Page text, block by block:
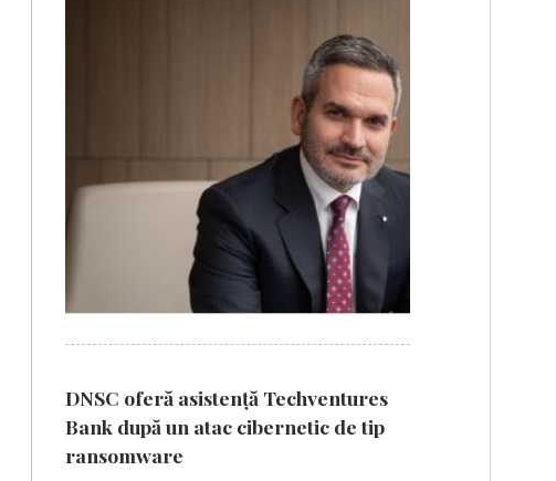
DNSC oferă asistență Techventures
Bank după un atac cibernetic de tip
ransomware